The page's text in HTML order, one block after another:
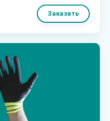
Заказать